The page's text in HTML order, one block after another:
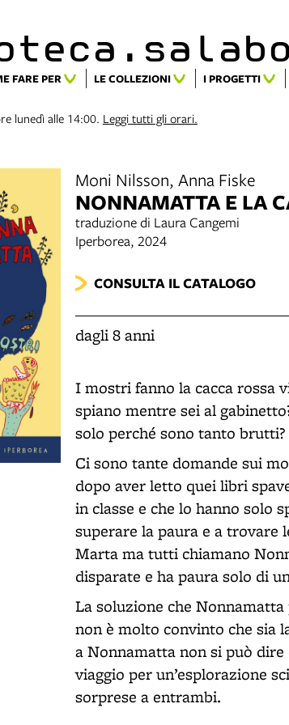
FARE PER LE COLLEZIONI I PROGETTI
lunedì alle 14:00. Leggi tutti gli orari.
Moni Nilsson, Anna Fiske
NONNAMATTA E LA
traduzione di Laura Cangemi
Iperborea, 2024
CONSULTA IL CATALOGO
dagli 8 anni
I mostri fanno la cacca rossa
spiano mentre sei al
solo perché sono tanto brutti?
Ci sono tante domande sui
dopo aver letto quei libri
in classe e che lo hanno solo
superare la paura e a trovare
Marta ma tutti chiamano
disparate e ha paura solo di
La soluzione che
non è molto convinto che sia
a Nonnamatta non si può
viaggio per un’esplorazione
sorprese a entrambi.